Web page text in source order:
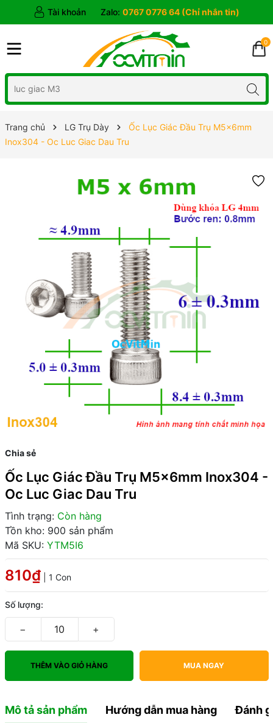
Tài khoản Zalo: 0767 0776 64 (Chỉ nhắn tin)
0
Trang chủ LG Trụ Dày
Ốc Lục Giác Đầu Trụ M5x6mm
Inox304 - Oc Luc Giac Dau Tru
Chia sẻ
Ốc Lục Giác Đầu Trụ M5x6mm Inox304 -
Oc Luc Giac Dau Tru
Tình trạng: Còn hàng
Tồn kho: 900 sản phẩm
Mã SKU: YTM5I6
810₫ | 1 Con
Số lượng:
− +
THÊM VÀO GIỎ HÀNG MUA NGAY
Mô tả sản phẩm Hướng dẫn mua hàng Đánh